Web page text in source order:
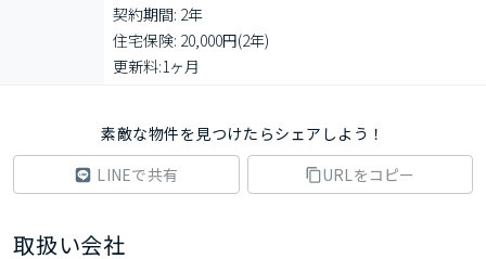
契約期間: 2年
住宅保険: 20,000円(2年)
更新料:1ヶ月
素敵な物件を見つけたらシェアしよう！
LINEで共有
URLをコピー
取扱い会社